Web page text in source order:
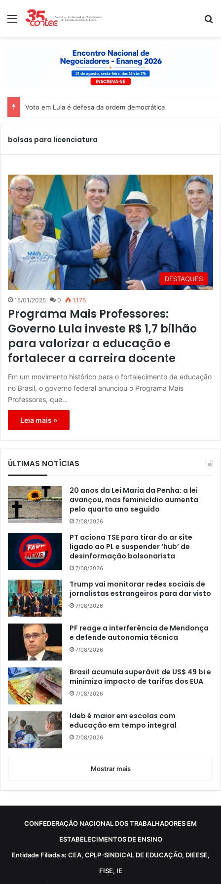
Menu
Voto em Lula é defesa da ordem democrática
bolsas para licenciatura
DESTAQUES
15/01/2025 0 1.175
Programa Mais Professores:
Governo Lula investe R$ 1,7 bilhão
para valorizar a educação e
fortalecer a carreira docente
Em um movimento histórico para o fortalecimento da educação
no Brasil, o governo federal anunciou o Programa Mais
Professores, que…
Leia mais »
ÚLTIMAS NOTÍCIAS
20 anos da Lei Maria da Penha: a lei
avançou, mas feminicídio aumenta
pelo quarto ano seguido
7/08/2026
PT aciona TSE para tirar do ar site
ligado ao PL e suspender ‘hub’ de
desinformação bolsonarista
7/08/2026
Trump vai monitorar redes sociais de
jornalistas estrangeiros para dar visto
7/08/2026
PF reage a interferência de Mendonça
e defende autonomia técnica
7/08/2026
Brasil acumula superávit de US$ 49 bi e
minimiza impacto de tarifas dos EUA
7/08/2026
Ideb é maior em escolas com
educação em tempo integral
7/08/2026
Mostrar mais
CONFEDERAÇÃO NACIONAL DOS TRABALHADORES EM
ESTABELECIMENTOS DE ENSINO
Entidade Filiada a: CEA, CPLP-SINDICAL DE EDUCAÇÃO, DIEESE,
FISE, IE